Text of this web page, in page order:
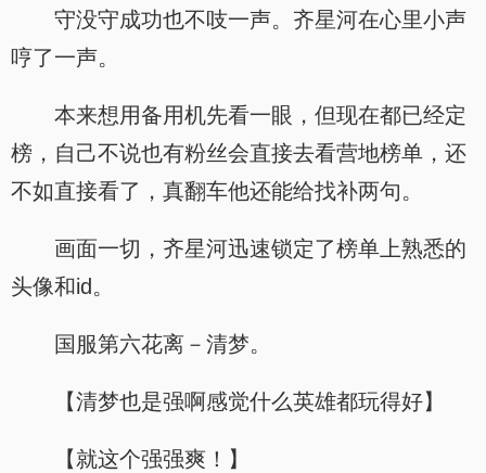
守没守成功也不吱一声。齐星河在心里小声
哼了一声。
本来想用备用机先看一眼，但现在都已经定
榜，自己不说也有粉丝会直接去看营地榜单，还
不如直接看了，真翻车他还能给找补两句。
画面一切，齐星河迅速锁定了榜单上熟悉的
头像和id。
国服第六花离－清梦。
【清梦也是强啊感觉什么英雄都玩得好】
【就这个强强爽！】